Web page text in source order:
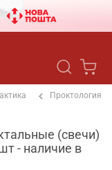
Проктология
(свечи)
- наличие в